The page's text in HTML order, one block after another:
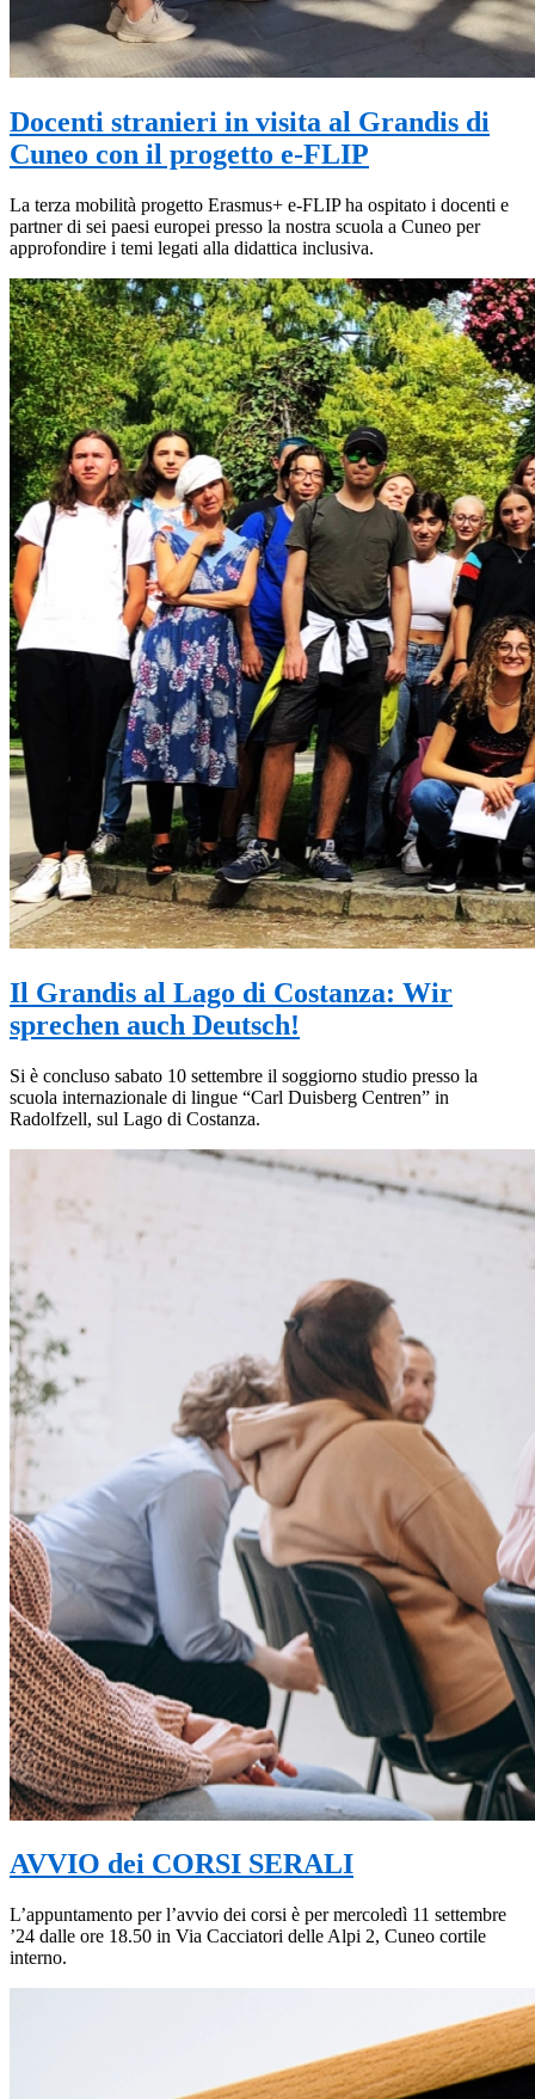
Docenti stranieri in visita al Grandis di
Cuneo con il progetto e-FLIP
La terza mobilità progetto Erasmus+ e-FLIP ha ospitato i docenti e
partner di sei paesi europei presso la nostra scuola a Cuneo per
approfondire i temi legati alla didattica inclusiva.
Il Grandis al Lago di Costanza: Wir
sprechen auch Deutsch!
Si è concluso sabato 10 settembre il soggiorno studio presso la
scuola internazionale di lingue “Carl Duisberg Centren” in
Radolfzell, sul Lago di Costanza.
AVVIO dei CORSI SERALI
L’appuntamento per l’avvio dei corsi è per mercoledì 11 settembre
’24 dalle ore 18.50 in Via Cacciatori delle Alpi 2, Cuneo cortile
interno.